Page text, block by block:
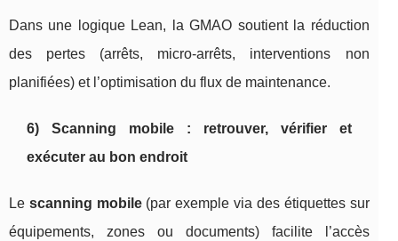
Dans une logique Lean, la GMAO soutient la réduction
des pertes (arrêts, micro-arrêts, interventions non
planifiées) et l’optimisation du flux de maintenance.
6) Scanning mobile : retrouver, vérifier et
exécuter au bon endroit
Le scanning mobile(par exemple via des étiquettes sur
équipements, zones ou documents) facilite l’accès